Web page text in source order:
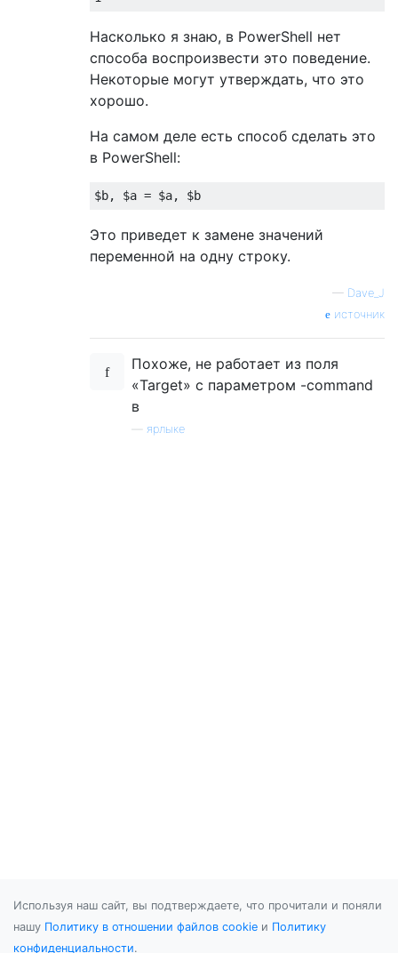
Насколько я знаю, в PowerShell нет
способа воспроизвести это поведение.
Некоторые могут утверждать, что это
хорошо.
На самом деле есть способ сделать это
в PowerShell:
Это приведет к замене значений
переменной на одну строку.
— Dave_J
источник
Похоже, не работает из поля
«Target» с параметром -command
в
ярлыке
Используя наш сайт, вы подтверждаете, что прочитали и поняли
нашу Политику в отношении файлов cookie и Политику
конфиденциальности.